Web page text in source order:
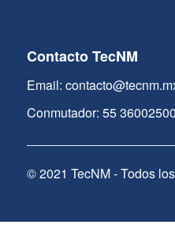
Contacto TecNM
Email:
Conmutador: 55 36002500
© 2021 TecNM - Todos